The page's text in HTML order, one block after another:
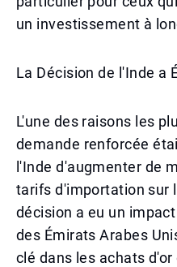
un investissement à
La Décision de l'Inde a
L'une des raisons les
demande renforcée
l'Inde d'augmenter de
tarifs d'importation sur
décision a eu un
des Émirats Arabes
clé dans les achats d'or